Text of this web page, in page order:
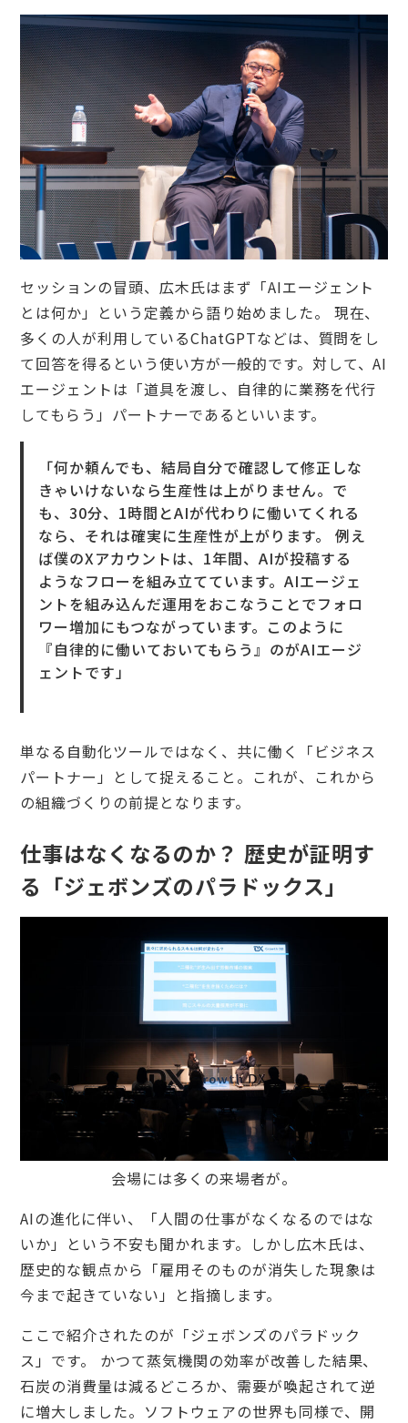
セッションの冒頭、広木氏はまず「AIエージェント
とは何か」という定義から語り始めました。 現在、
多くの人が利用しているChatGPTなどは、質問をし
て回答を得るという使い方が一般的です。対して、AI
エージェントは「道具を渡し、自律的に業務を代行
してもらう」パートナーであるといいます。
「何か頼んでも、結局自分で確認して修正しな
きゃいけないなら生産性は上がりません。で
も、30分、1時間とAIが代わりに働いてくれる
なら、それは確実に生産性が上がります。 例え
ば僕のXアカウントは、1年間、AIが投稿する
ようなフローを組み立てています。AIエージェ
ントを組み込んだ運用をおこなうことでフォロ
ワー増加にもつながっています。このように
『自律的に働いておいてもらう』のがAIエージ
ェントです」
単なる自動化ツールではなく、共に働く「ビジネス
パートナー」として捉えること。これが、これから
の組織づくりの前提となります。
仕事はなくなるのか？ 歴史が証明す
る「ジェボンズのパラドックス」
会場には多くの来場者が。
AIの進化に伴い、「人間の仕事がなくなるのではな
いか」という不安も聞かれます。しかし広木氏は、
歴史的な観点から「雇用そのものが消失した現象は
今まで起きていない」と指摘します。
ここで紹介されたのが「ジェボンズのパラドック
ス」です。 かつて蒸気機関の効率が改善した結果、
石炭の消費量は減るどころか、需要が喚起されて逆
に増大しました。ソフトウェアの世界も同様で、開